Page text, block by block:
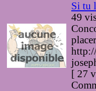
Si tu
49
[ 27